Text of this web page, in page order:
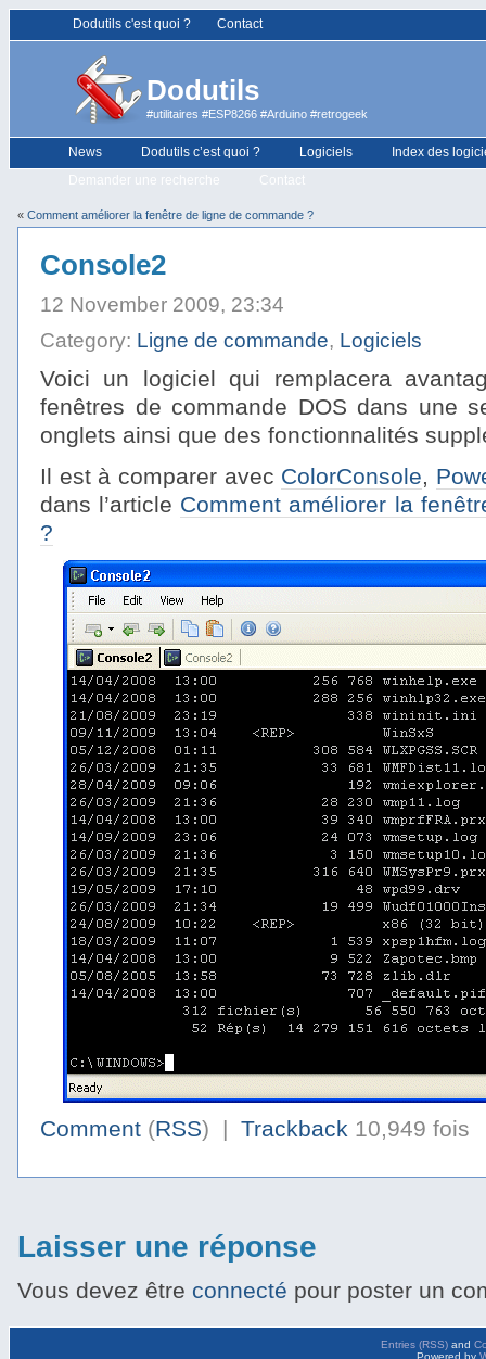
Dodutils c'est quoi ? Contact
Dodutils
#utilitaires #ESP8266 #Arduino #retrogeek
News Dodutils c’est quoi ? Logiciels
Index des
Demander une recherche
Contact
« Comment améliorer la fenêtre de ligne de commande ?
Console2
12 November 2009, 23:34
Category: Ligne de commande, Logiciels
Voici un logiciel qui remplacera
fenêtres de commande DOS dans une
onglets ainsi que des fonctionnalités
Il est à comparer avec ColorConsole,
dans l’article Comment améliorer la
?
Comment (RSS) | Trackback 10,949 fois
Laisser une réponse
Vous devez être connecté pour poster un
Entries (RSS) and
Powered by